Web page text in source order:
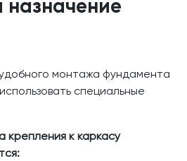
назначение
монтажа фундамента
специальные
крепления к каркасу